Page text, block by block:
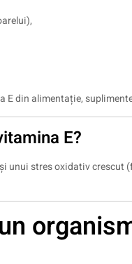
E din alimentație,
E?
unui stres oxidativ